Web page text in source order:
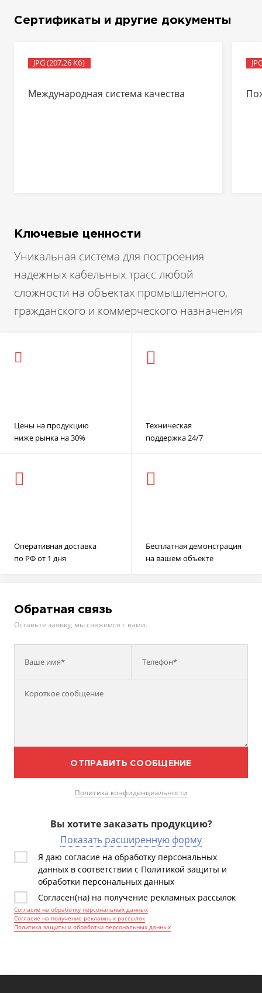
Сертификаты и другие документы
JPG (207,26 Кб)
Международная система качества
Ключевые ценности
Уникальная система для построения
надежных кабельных трасс любой
сложности на объектах промышленного,
гражданского и коммерческого назначения
Цены на продукцию
ниже рынка на 30%
Техническая
поддержка 24/7
Оперативная доставка
по РФ от 1 дня
Бесплатная демонстрация
на вашем объекте
Обратная связь
Оставьте заявку, мы свяжемся с вами.
Ваше имя* Телефон*
ОТПРАВИТЬ СООБЩЕНИЕ
Вы хотите заказать продукцию?
Показать расширенную форму
Политика конфиденциальности
Я даю согласие на обработку персональных
данных в соответствии с Политикой защиты и
обработки персональных данных
Согласен(на) на получение рекламных рассылок
Согласие на обработку персональных данных
Согласие на получение рекламных рассылок
Политика защиты и обработки персональных данных